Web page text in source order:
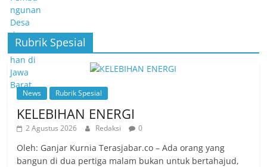
Rubrik Spesial
News Rubrik Spesial
KELEBIHAN ENERGI
2 Agustus 2026 Redaksi 0
Oleh: Ganjar Kurnia Terasjabar.co – Ada orang yang
bangun di dua pertiga malam bukan untuk bertahajud,